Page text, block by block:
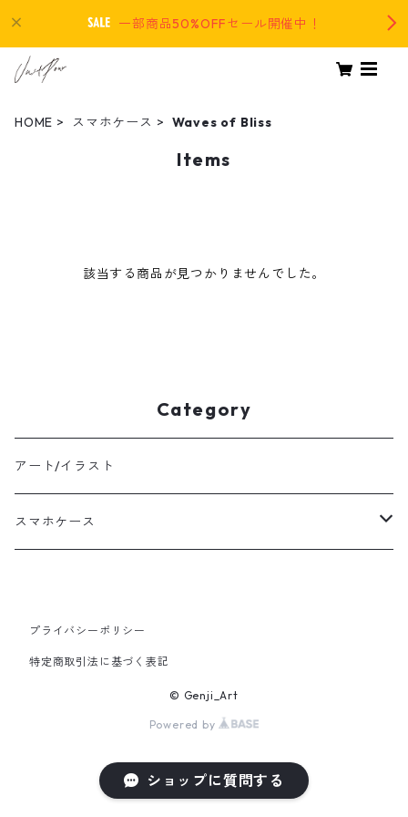
一部商品50%OFFセール開催中！
HOME スマホケース Waves of Bliss
Items
該当する商品が見つかりませんでした。
Category
アート/イラスト
スマホケース
プライバシーポリシー
特定商取引法に基づく表記
© Genji_Art
Powered by
ショップに質問する